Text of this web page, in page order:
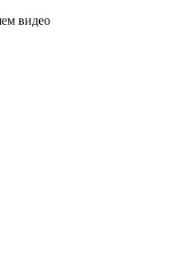
видео